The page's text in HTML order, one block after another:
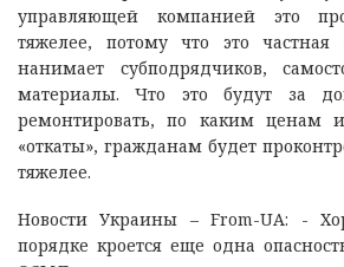
управляющей компанией это
тяжелее, потому что это частная
нанимает субподрядчиков,
материалы. Что это будут за
ремонтировать, по каким ценам
«откаты», гражданам будет
тяжелее.
Новости Украины – From-UA: -
порядке кроется еще одна